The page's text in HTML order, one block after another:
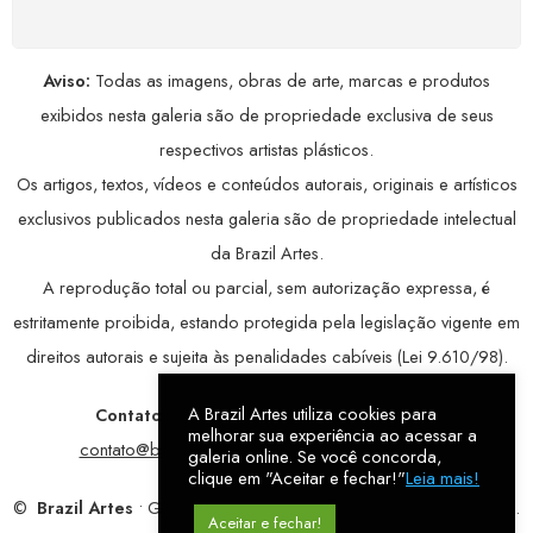
Aviso: Todas as imagens, obras de arte, marcas e produtos
exibidos nesta galeria são de propriedade exclusiva de seus
respectivos artistas plásticos.
Os artigos, textos, vídeos e conteúdos autorais, originais e artísticos
exclusivos publicados nesta galeria são de propriedade intelectual
da Brazil Artes.
A reprodução total ou parcial, sem autorização expressa, é
estritamente proibida, estando protegida pela legislação vigente em
direitos autorais e sujeita às penalidades cabíveis (Lei 9.610/98).
Contatos: WhatsApp:79 9998-1221/ E-mail:
contato@brazilartes.com/ Instagram:@brazilartes
© Brazil Artes • Galeria Online.9 anosde história (2017 – 2026).
A Brazil Artes utiliza cookies para
melhorar sua experiência ao acessar a
galeria online. Se você concorda,
clique em "Aceitar e fechar!"Leia mais!
Aceitar e fechar!